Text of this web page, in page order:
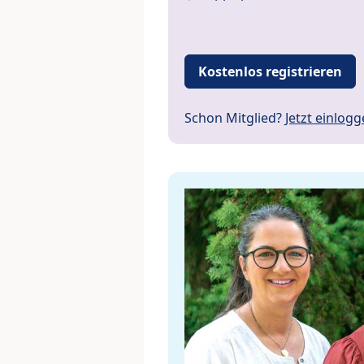
Kostenlos registrieren
Schon Mitglied? Jetzt